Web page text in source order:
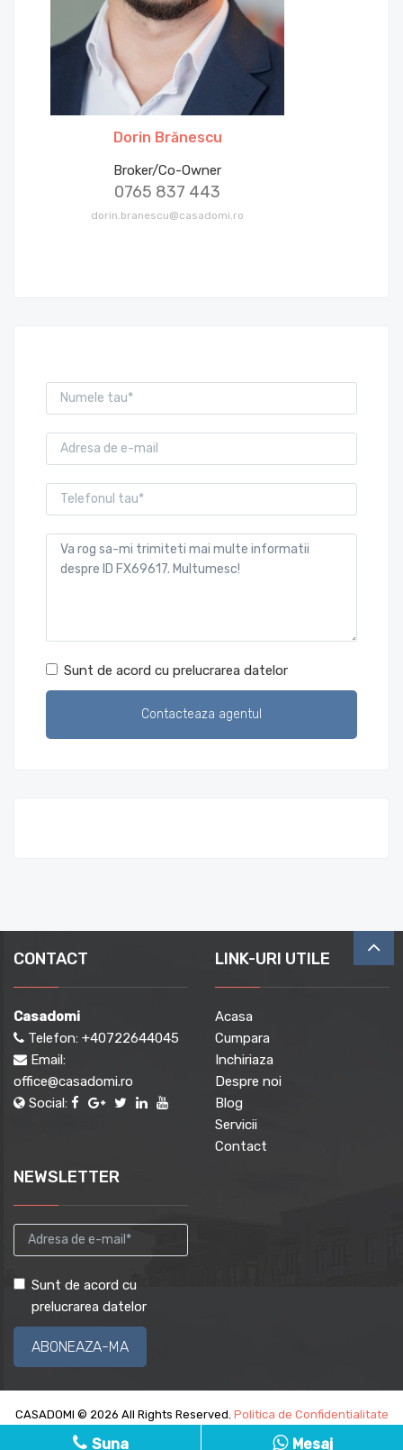
Dorin Brănescu
Broker/Co-Owner
0765 837 443
dorin.branescu@casadomi.ro
Sunt de acord cu prelucrarea datelor
Suna Mesaj
CONTACT
Casadomi
Telefon: +40722644045
Email:
office@casadomi.ro
Social:
LINK-URI UTILE
Acasa
Cumpara
Inchiriaza
Despre noi
Blog
Servicii
Contact
NEWSLETTER
Sunt de acord cu
prelucrarea datelor
CASADOMI © 2026 All Rights Reserved. Politica de Confidentialitate
Politica de Cookie
ImmoFlux